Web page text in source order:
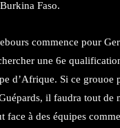
Faso.
commence pour
une 6e
d’Afrique. Si ce grouoe
il faudra tout de
face à des équipes